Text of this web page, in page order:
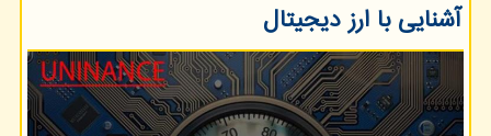
آشنایی با ارز دیجیتال